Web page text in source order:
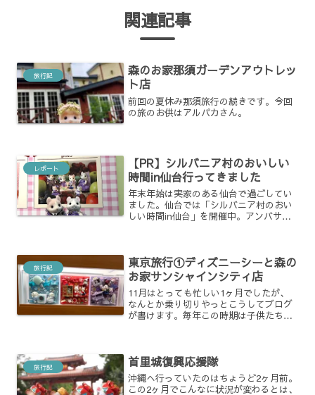
関連記事
旅行記
森のお家那須ガーデンアウトレッ
ト店
前回の夏休み那須旅行の続きです。今回
の旅のお供はアルパカさん。
レポート
【PR】シルバニア村のおいしい
時間in仙台行ってきました
年末年始は実家のある仙台で過ごしてい
ました。仙台では「シルバニア村のおい
しい時間in仙台」を開催中。アンバサダ
ブラーも欲しかったので...
旅行記
東京旅行①ディズニーシーと森の
お家サンシャインシティ店
11月はとっても忙しい1ヶ月でしたが、
なんとか乗り切りやっとこうしてブログ
が書けます。毎年この時期は子供たちの
な写真撮ってきました。...
旅行記 首里城復興応援隊
沖縄へ行っていたのはちょうど2ヶ月前。
この2ヶ月でこんなに状況が変わるとは、